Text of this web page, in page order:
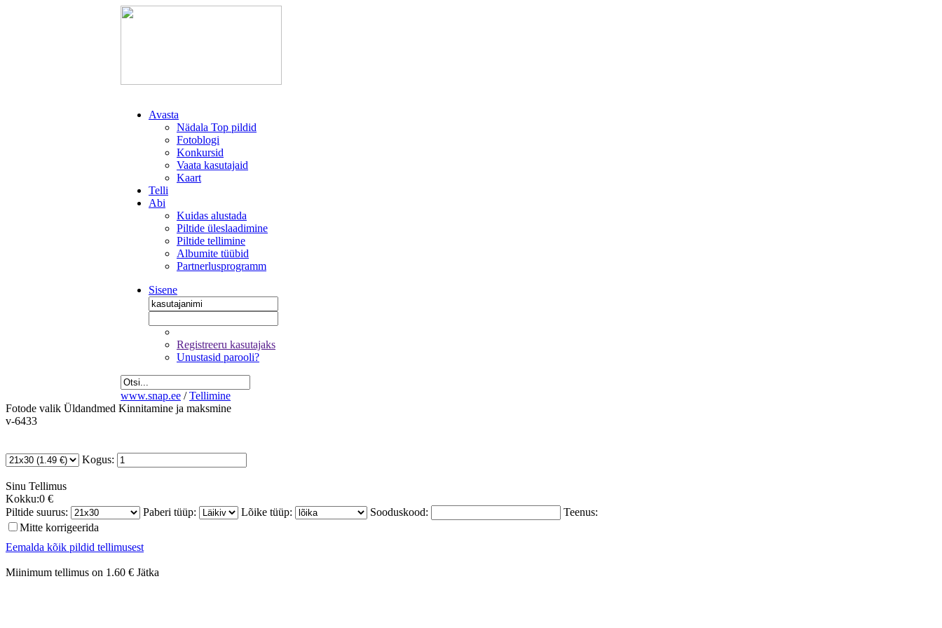
Avasta
Nädala Top pildid
Fotoblogi
Konkursid
Vaata kasutajaid
Kaart
Telli
Abi
Kuidas alustada
Piltide üleslaadimine
Piltide tellimine
Albumite tüübid
Partnerlusprogramm
Sisene
Registreeru kasutajaks
Unustasid parooli?
www.snap.ee / Tellimine
Fotode valik Üldandmed Kinnitamine ja maksmine
v-6433
Kogus:
Sinu Tellimus
Kokku:0 €
Piltide suurus:
Paberi tüüp: Lõike tüüp: Sooduskood:
Teenus:
Mitte korrigeerida
Eemalda kõik pildid tellimusest
Miinimum tellimus on 1.60 € Jätka